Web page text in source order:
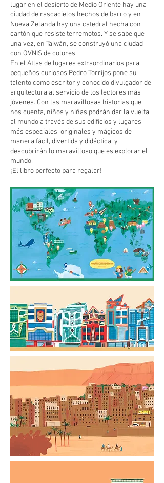
lugar en el desierto de Medio Oriente hay una
ciudad de rascacielos hechos de barro y en
Nueva Zelanda hay una catedral hecha con
cartón que resiste terremotos. Y se sabe que
una vez, en Taiwán, se construyó una ciudad
con OVNIS de colores.
En el Atlas de lugares extraordinarios para
pequeños curiosos Pedro Torrijos pone su
talento como escritor y conocido divulgador de
arquitectura al servicio de los lectores más
jóvenes. Con las maravillosas historias que
nos cuenta, niños y niñas podrán dar la vuelta
al mundo a través de sus edificios y lugares
más especiales, originales y mágicos de
manera fácil, divertida y didáctica, y
descubrirán lo maravilloso que es explorar el
mundo.
¡El libro perfecto para regalar!